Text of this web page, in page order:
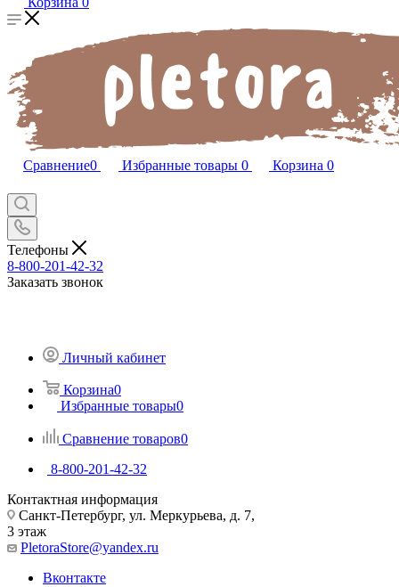
Сравнение0 Избранные товары 0 Корзина 0
Телефоны
8-800-201-42-32
Заказать звонок
Личный кабинет
Корзина0
Избранные товары0
Сравнение товаров0
8-800-201-42-32
Контактная информация
Санкт-Петербург, ул. Меркурьева, д. 7,
3 этаж
PletoraStore@yandex.ru
Вконтакте